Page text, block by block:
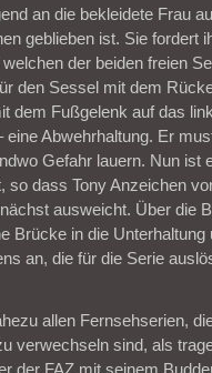
an die bekleidete Frau
geblieben ist. Sie fordert
der beiden freien
den Sessel mit dem
dem Fußgelenk auf das
eine Abwehrhaltung. Er
Gefahr lauern. Nun ist
so dass Tony Anzeichen
ausweicht. Über die
Brücke in die Unterhaltung
an, die für die Serie
allen Fernsehserien,
verwechseln sind, als
der FAZ mit seinem